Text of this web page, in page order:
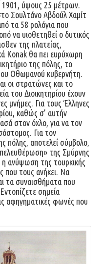
1901, ύψους 25 μέτρων.
Σουλτάνο Αβδούλ Χαμίτ
τα 58 ρολόγια που
να υιοθετηθεί ο δυτικός
της πλατείας,
Konak θα πει ευρύχωρη
της πόλης, το
Οθωμανού κυβερνήτη.
οι στρατώνες και το
του Διοικητηρίου έχουν
μνήμες. Για τους Έλληνες
καθώς σ’ αυτήν
στον όχλο, για να τον
Για τον
πόλης, αποτελεί σύμβολο,
της Σμύρνης
η ανύψωση της τουρκικής
που τους ανήκει. Να
τα συναισθήματα που
σημεία
αφηγηματικές φωνές που